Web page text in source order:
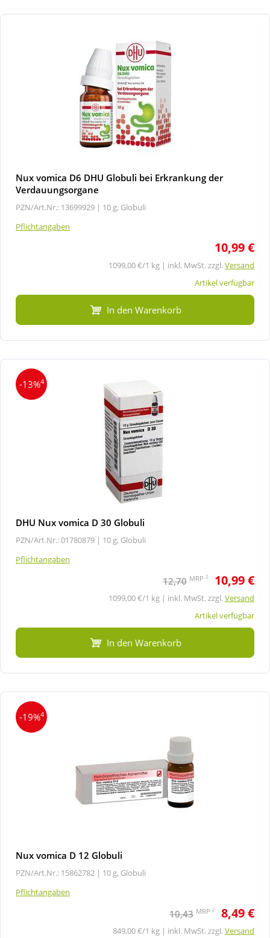
Nux vomica D6 DHU Globuli bei Erkrankung der
Verdauungsorgane
PZN/Art.Nr.: 13699929 | 10 g, Globuli
Pflichtangaben
10,99 €
1099,00 €/1 kg | inkl. MwSt. zzgl.Versand
Artikel verfügbar
In den Warenkorb
-13%4
DHU Nux vomica D 30 Globuli
PZN/Art.Nr.: 01780879 | 10 g, Globuli
Pflichtangaben
12,70 MRP 2 10,99 €
1099,00 €/1 kg | inkl. MwSt. zzgl.Versand
Artikel verfügbar
In den Warenkorb
-19%4
Nux vomica D 12 Globuli
PZN/Art.Nr.: 15862782 | 10 g, Globuli
Pflichtangaben
10,43 MRP 2 8,49 €
849,00 €/1 kg | inkl. MwSt. zzgl.Versand